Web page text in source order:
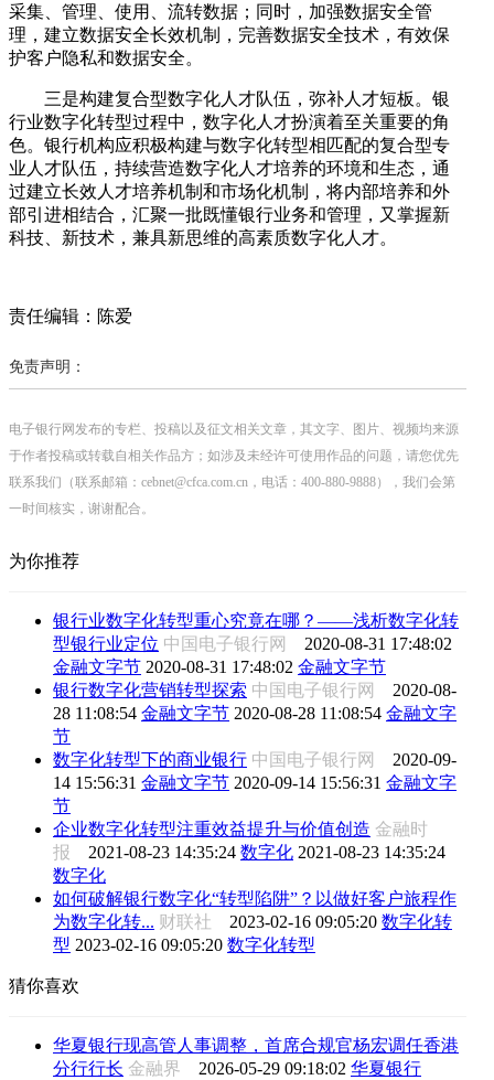
采集、管理、使用、流转数据；同时，加强数据安全管
理，建立数据安全长效机制，完善数据安全技术，有效保
护客户隐私和数据安全。
三是构建复合型数字化人才队伍，弥补人才短板。银
行业数字化转型过程中，数字化人才扮演着至关重要的角
色。银行机构应积极构建与数字化转型相匹配的复合型专
业人才队伍，持续营造数字化人才培养的环境和生态，通
过建立长效人才培养机制和市场化机制，将内部培养和外
部引进相结合，汇聚一批既懂银行业务和管理，又掌握新
科技、新技术，兼具新思维的高素质数字化人才。
责任编辑：陈爱
免责声明：
电子银行网发布的专栏、投稿以及征文相关文章，其文字、图片、视频均来源
于作者投稿或转载自相关作品方；如涉及未经许可使用作品的问题，请您优先
联系我们（联系邮箱：cebnet@cfca.com.cn，电话：400-880-9888），我们会第
一时间核实，谢谢配合。
为你推荐
银行业数字化转型重心究竟在哪？——浅析数字化转
型银行业定位 中国电子银行网 2020-08-31 17:48:02
金融文字节 2020-08-31 17:48:02 金融文字节
银行数字化营销转型探索 中国电子银行网 2020-08-
28 11:08:54 金融文字节 2020-08-28 11:08:54 金融文字
节
数字化转型下的商业银行 中国电子银行网 2020-09-
14 15:56:31 金融文字节 2020-09-14 15:56:31 金融文字
节
企业数字化转型注重效益提升与价值创造 金融时
报 2021-08-23 14:35:24 数字化 2021-08-23 14:35:24
数字化
如何破解银行数字化“转型陷阱”？以做好客户旅程作
为数字化转... 财联社 2023-02-16 09:05:20 数字化转
型 2023-02-16 09:05:20 数字化转型
猜你喜欢
华夏银行现高管人事调整，首席合规官杨宏调任香港
分行行长 金融界 2026-05-29 09:18:02 华夏银行